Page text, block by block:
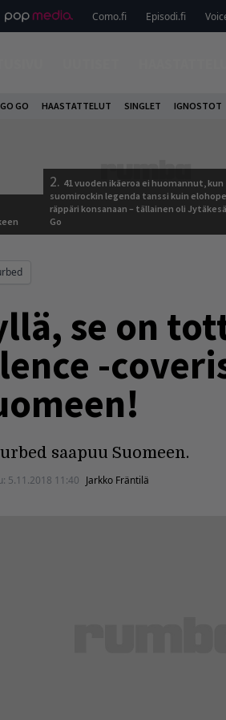
Como.fi Episodi.fi
GO HAASTATTELUT SINGLET IGNOSTOT
2. 41 vuoden ikäeroa ei huomannut, kun
suomirockin legenda tanssi kuin
räppäri konsanaan – tällainen oli
Go
se on
-
saapuu Suomeen.
5.11.2018 11:40 Jarkko Fräntilä